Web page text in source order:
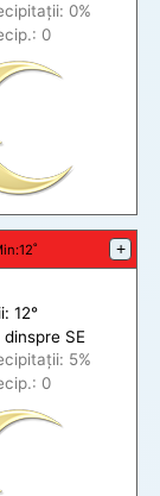
itații: 0%
0
:12˚ +
12°
dinspre SE
itații: 5%
0